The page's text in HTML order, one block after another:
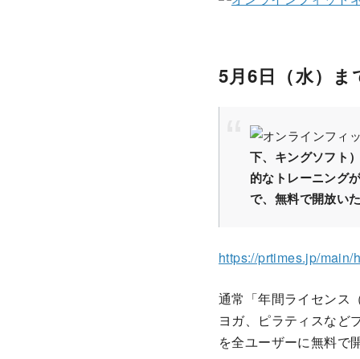
5月6日（水）ま
下、キングソフト
的なトレーニング
で、無料で開放い
https://prtimes.jp/
通常「年間ライセンス
ヨガ、ピラティスなど
を全ユーザーに無料で